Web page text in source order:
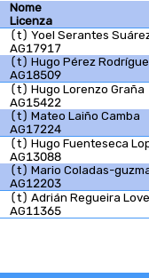
Nome
Licenza
(t) Yoel Serantes
AG17917
(t) Hugo Pérez
AG18509
(t) Hugo Lorenzo Graña
AG15422
(t) Mateo Laiño Camba
AG17224
(t) Hugo Fuenteseca
AG13088
(t) Mario Coladas-
AG12203
(t) Adrián Regueira
AG11365